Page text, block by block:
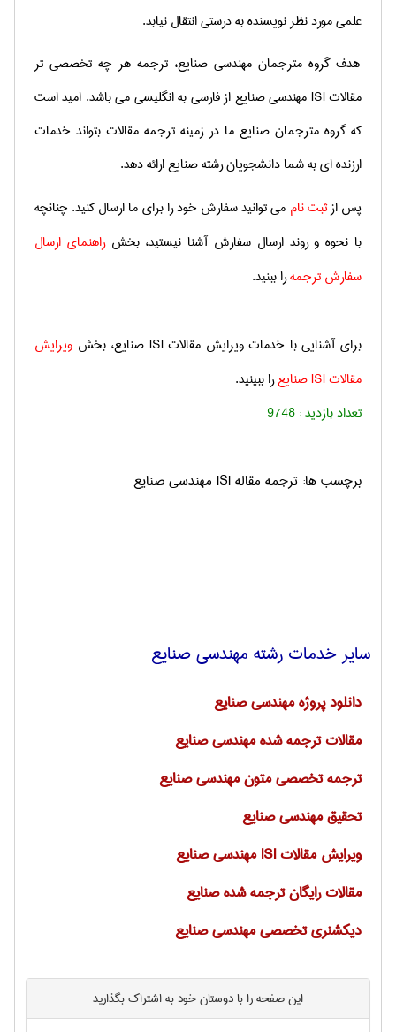
علمی مورد نظر نویسنده به درستی انتقال نیابد.
هدف گروه مترجمان مهندسی صنایع، ترجمه هر چه تخصصی تر
مقالاتISI مهندسی
صنایع از فارسی به انگلیسی می باشد. امید است
كه گروه مترجمان صنایع ما در زمینه ترجمه مقالات بتواند خدمات
ارزنده ای به شما دانشجویان رشته صنایع ارائه دهد.
پس ازثبت نام می توانید سفارش خود را برای ما ارسال كنید. چنانچه
با نحوه و روند ارسال سفارش آشنا نیستید، بخشراهنمای ارسال
سفارش ترجمهرا ببنید.
برای آشنایی با خدمات ویرایش مقالاتISI صنایع، بخش ویرایش
مقالاتISIصنایعرا ببینید.
تعداد بازدید :9748
برچسب ها: ترجمه مقاله ISI مهندسی صنايع
سایر خدمات رشته مهندسی صنايع
دانلود پروژه مهندسی صنایع
مقالات ترجمه شده مهندسی صنایع
ترجمه تخصصی متون مهندسی صنايع
تحقیق مهندسی صنایع
ويرايش مقالات ISI‌ مهندسی صنايع
مقالات رایگان ترجمه شده صنایع
دیکشنری تخصصی مهندسی صنایع
این صفحه را با دوستان خود به اشتراک بگذارید